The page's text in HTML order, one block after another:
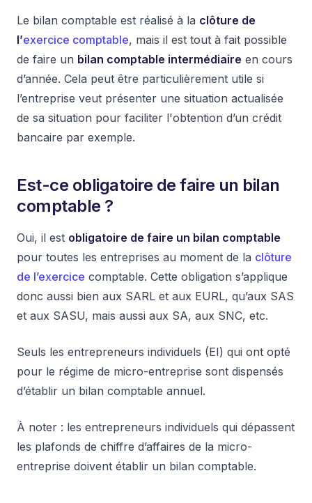
Le bilan comptable est réalisé à la clôture de
l’exercice comptable, mais il est tout à fait possible
de faire un bilan comptable intermédiaire en cours
d’année. Cela peut être particulièrement utile si
l’entreprise veut présenter une situation actualisée
de sa situation pour faciliter l'obtention d’un crédit
bancaire par exemple.
Est-ce obligatoire de faire un bilan
comptable ?
Oui, il est obligatoire de faire un bilan comptable
pour toutes les entreprises au moment de la clôture
de l’exercice comptable. Cette obligation s’applique
donc aussi bien aux SARL et aux EURL, qu’aux SAS
et aux SASU, mais aussi aux SA, aux SNC, etc.
Seuls les entrepreneurs individuels (EI) qui ont opté
pour le régime de micro-entreprise sont dispensés
d’établir un bilan comptable annuel.
À noter : les entrepreneurs individuels qui dépassent
les plafonds de chiffre d’affaires de la micro-
entreprise doivent établir un bilan comptable.